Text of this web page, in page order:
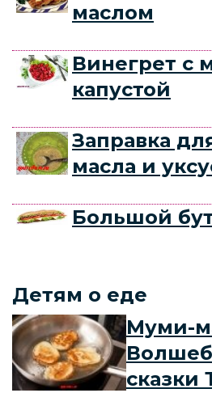
маслом
Винегрет с
капустой
Заправка
масла и
Большой
Детям о еде
Муми-
сказки